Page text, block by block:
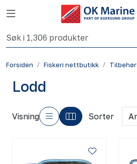
Skip to main content
Toggle navigation
Forsiden Fiskeri nettbutikk Tilbehør
Lodd
Visning Sorter
Fiskeri nettbutikk
Havbruk